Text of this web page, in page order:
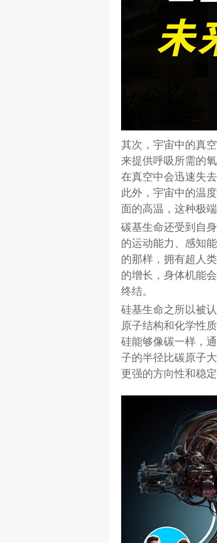
其次，宇宙中的真
来提供呼吸所需的
在真空中会迅速失
此外，宇宙中的温
面的高温，这种极
碳基生命还受到自
的运动能力、感知
的那样，拥有超人
的增长，身体机能
终结。
硅基生命之所以被
原子结构和化学性
硅能够像碳一样，
子的半径比碳原子
更强的方向性和稳